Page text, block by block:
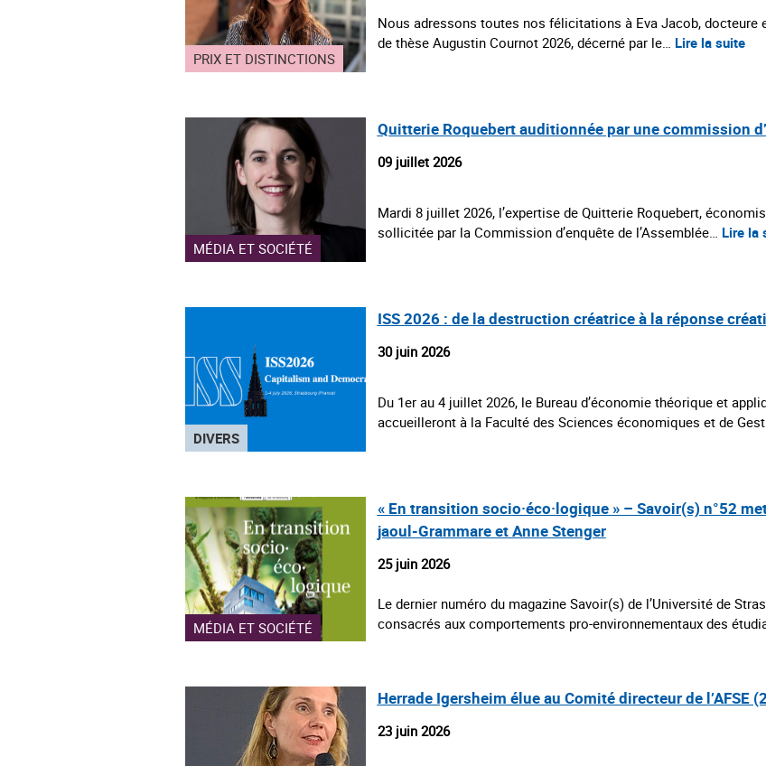
PRIX ET DISTINCTIONS
Nous adressons toutes nos félicitations à Eva Jacob, docteure
de thèse Augustin Cournot 2026, décerné par le… Lire la suite
MÉDIA ET SOCIÉTÉ
Quitterie Roquebert auditionnée par une commission
09 juillet 2026
Mardi 8 juillet 2026, l’expertise de Quitterie Roquebert,
sollicitée par la Commission d’enquête de l’Assemblée… Lire la
DIVERS
ISS 2026 : de la destruction créatrice à la réponse
30 juin 2026
Du 1er au 4 juillet 2026, le Bureau d’économie théorique et
accueilleront à la Faculté des Sciences économiques et de
MÉDIA ET SOCIÉTÉ
« En transition socio·éco·logique » – Savoir(s) n°52
jaoul-Grammare et Anne Stenger
25 juin 2026
Le dernier numéro du magazine Savoir(s) de l’Université de
consacrés aux comportements pro‑environnementaux des
Herrade Igersheim élue au Comité directeur de l’AFSE
23 juin 2026